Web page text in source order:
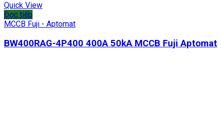
Quick View
Đọc tiếp
MCCB Fuji - Aptomat
BW400RAG-4P400 400A 50kA MCCB Fuji Aptomat